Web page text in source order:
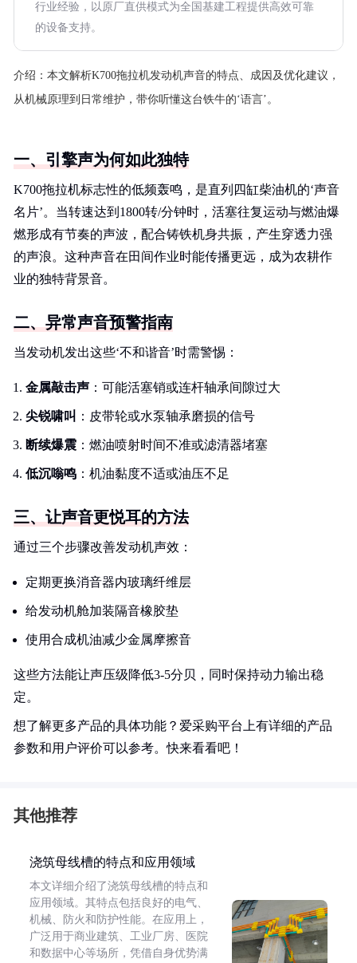
行业经验，以原厂直供模式为全国基建工程提供高效可靠
的设备支持。
介绍： 本文解析K700拖拉机发动机声音的特点、成因及优化建议，
从机械原理到日常维护，带你听懂这台铁牛的‘语言’。
一、引擎声为何如此独特
K700拖拉机标志性的低频轰鸣，是直列四缸柴油机的‘声音
名片’。当转速达到1800转/分钟时，活塞往复运动与燃油爆
燃形成有节奏的声波，配合铸铁机身共振，产生穿透力强
的声浪。这种声音在田间作业时能传播更远，成为农耕作
业的独特背景音。
二、异常声音预警指南
当发动机发出这些‘不和谐音’时需警惕：
金属敲击声 ：可能活塞销或连杆轴承间隙过大
尖锐啸叫 ：皮带轮或水泵轴承磨损的信号
断续爆震 ：燃油喷射时间不准或滤清器堵塞
低沉嗡鸣 ：机油黏度不适或油压不足
三、让声音更悦耳的方法
通过三个步骤改善发动机声效：
定期更换消音器内玻璃纤维层
给发动机舱加装隔音橡胶垫
使用合成机油减少金属摩擦音
这些方法能让声压级降低3-5分贝，同时保持动力输出稳
定。
想了解更多产品的具体功能？爱采购平台上有详细的产品
参数和用户评价可以参考。快来看看吧！
其他推荐
浇筑母线槽的特点和应用领域
本文详细介绍了浇筑母线槽的特点和
应用领域。其特点包括良好的电气、
机械、防火和防护性能。在应用上，
广泛用于商业建筑、工业厂房、医院
和数据中心等场所，凭借自身优势满